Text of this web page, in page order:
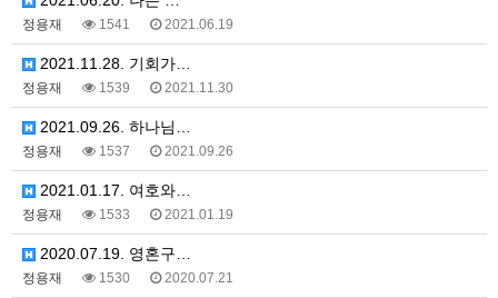
정용재 1541 2021.06.19
2021.11.28. 기회가…
정용재 1539 2021.11.30
2021.09.26. 하나님…
정용재 1537 2021.09.26
2021.01.17. 여호와…
정용재 1533 2021.01.19
2020.07.19. 영혼구…
정용재 1530 2020.07.21